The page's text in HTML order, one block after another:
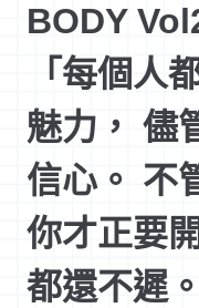
BODY
「每個人
魅力， 儘
信心。 不
你才正要
都還不遲。